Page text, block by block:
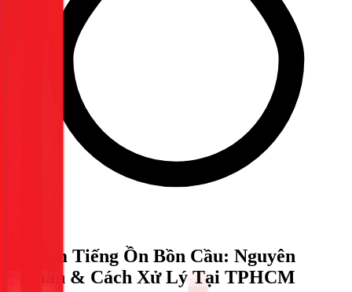
Giảm Tiếng Ồn Bồn Cầu: Nguyên
Nhân & Cách Xử Lý Tại TPHCM